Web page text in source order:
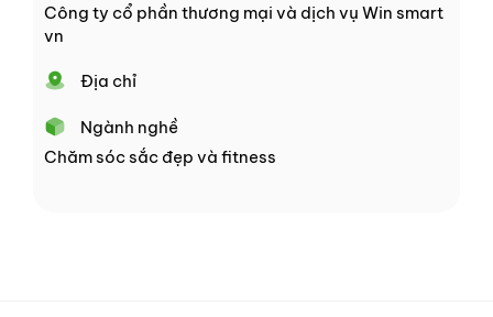
Công ty cổ phần thương mại và dịch vụ Win smart
vn
Địa chỉ
Ngành nghề
Chăm sóc sắc đẹp và fitness